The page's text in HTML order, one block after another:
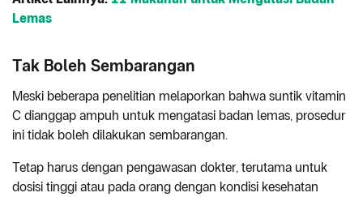
Lemas
Tak Boleh Sembarangan
Meski beberapa penelitian melaporkan bahwa suntik vitamin
C dianggap ampuh untuk mengatasi badan lemas, prosedur
ini tidak boleh dilakukan sembarangan.
Tetap harus dengan pengawasan dokter, terutama untuk
dosisi tinggi atau pada orang dengan kondisi kesehatan